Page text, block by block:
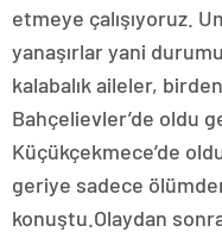
etmeye çalışıyoruz.
yanaşırlar yani
kalabalık aileler,
Bahçelievler’de oldu
Küçükçekmece’de
geriye sadece
konuştu.Olaydan